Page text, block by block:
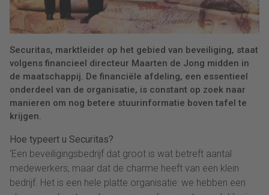
Securitas, marktleider op het gebied van beveiliging, staat
volgens financieel directeur Maarten de Jong midden in
de maatschappij. De financiële afdeling, een essentieel
onderdeel van de organisatie, is constant op zoek naar
manieren om nog betere stuurinformatie boven tafel te
krijgen.
Hoe typeert u Securitas?
‘Een beveiligingsbedrijf dat groot is wat betreft aantal
medewerkers, maar dat de charme heeft van een klein
bedrijf. Het is een hele platte organisatie: we hebben een